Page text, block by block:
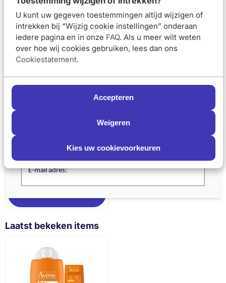
U kunt uw gegeven toestemmingen altijd wijzigen of
intrekken bij “Wijzig cookie instellingen” onderaan
iedere pagina en in onze FAQ. Als u meer wilt weten
over hoe wij cookies gebruiken, lees dan ons
Cookiestatement.
Accepteren
Weigeren
Kies uw cookievoorkeuren
Meld je aan voor onze nieuwsbrief
E-mail adres:
Avène Vochtarme en
Droge Huid Routine Kit
Van 50,40 voor 41,83
€50,40€41,83
In winkelmand
Avène Acne Onzuivere
Huid Routine Kit
In winkelmand
Hydratatie Routine Kit
Van 37,00 voor 30,71
€37,00€30,71
Laatst bekeken items